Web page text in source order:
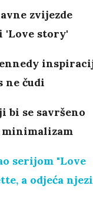
zvijezde
'Love story'
ne čudi
bi se savršeno
serijom "Love
a odjeća